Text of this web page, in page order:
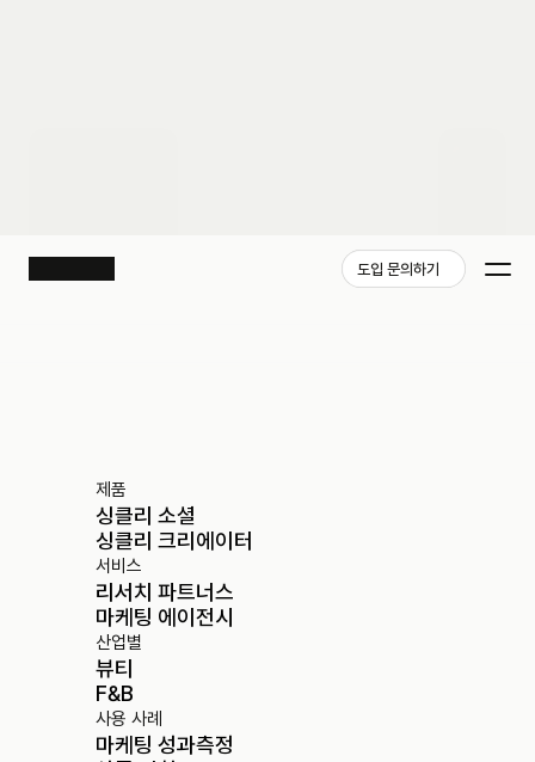
도입 문의하기
제품
싱클리 크리에이터
싱클리 소셜
산업별
뷰티
F&B
사용 사례
마케팅 성과측정
서비스
리서치 파트너스
마케팅 에이전시